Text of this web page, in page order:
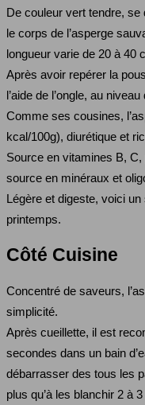
De couleur vert tendre, se
le corps de l’asperge
longueur varie de 20 à 40
Après avoir repérer la
l’aide de l’ongle, au
Comme ses cousines,
kcal/100g), diurétique et
Source en vitamines B,
source en minéraux et
Légère et digeste, voici
printemps.
Côté Cuisine
Concentré de saveurs,
simplicité.
Après cueillette, il est
secondes dans un bain
débarrasser des tous les
plus qu’à les blanchir 2 à